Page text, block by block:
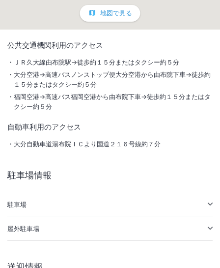
身体にやさしいを目指して地場野菜・自家米を使った季節の懐石料理
と、また来るねと言っていただけるような温かなおもてなしを目指して
おります。
INチェックイン
15:00/ OUT チェックアウト
11:00
温泉
いとなります。料金は宿泊施設へご確認ください。
地図で見る
公共交通機関利用のアクセス
ＪＲ久大線由布院駅→徒歩約１５分またはタクシー約５分
大分空港→高速バスノンストップ便大分空港から由布院下車→徒歩約
１５分またはタクシー約５分
福岡空港→高速バス福岡空港から由布院下車→徒歩約１５分またはタ
クシー約５分
自動車利用のアクセス
大分自動車道湯布院ＩＣより国道２１６号線約７分
駐車場情報
駐車場
屋外駐車場